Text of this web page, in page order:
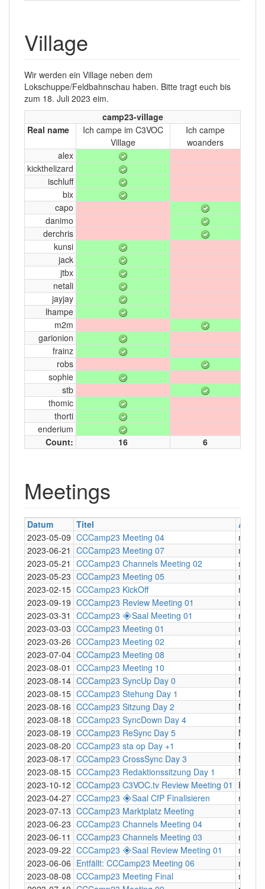
Village
Wir werden ein Village neben dem
Lokschuppe/Feldbahnschau haben. Bitte tragt euch bis
zum 18. Juli 2023 eim.
camp23-village
Real name
Ich campe im C3VOC
Village
Ich campe
woanders
alex
kickthelizard
ischluff
bix
capo
danimo
derchris
kunsi
jack
jtbx
netali
jayjay
lhampe
m2m
garionion
frainz
robs
sophie
stb
thomic
thorti
enderium
Count:
16 6
Meetings
Datum Titel
Art
2023-05-09 CCCamp23 Meeting 04
2023-06-21 CCCamp23 Meeting 07
2023-05-21 CCCamp23 Channels Meeting 02
2023-05-23 CCCamp23 Meeting 05
2023-02-15 CCCamp23 KickOff
2023-09-19 CCCamp23 Review Meeting 01
2023-03-31 CCCamp23 🞛Saal Meeting 01
2023-03-03 CCCamp23 Meeting 01
2023-03-26 CCCamp23 Meeting 02
2023-07-04 CCCamp23 Meeting 08
2023-08-01 CCCamp23 Meeting 10
2023-08-14 CCCamp23 SyncUp Day 0
2023-08-15 CCCamp23 Stehung Day 1
2023-08-16 CCCamp23 Sitzung Day 2
2023-08-18 CCCamp23 SyncDown Day 4
2023-08-19 CCCamp23 ReSync Day 5
2023-08-20 CCCamp23 sta op Day +1
2023-08-17 CCCamp23 CrossSync Day 3
2023-08-15 CCCamp23 Redaktionssitzung Day 1
2023-10-12 CCCamp23 C3VOC.tv Review Meeting 01
BBB
2023-04-27 CCCamp23 🞛Saal CfP Finalisieren
2023-07-13 CCCamp23 Marktplatz Meeting
2023-06-23 CCCamp23 Channels Meeting 04
2023-06-11 CCCamp23 Channels Meeting 03
2023-09-22 CCCamp23 🞛Saal Review Meeting 01
2023-06-06 Entfällt: CCCamp23 Meeting 06
2023-08-08 CCCamp23 Meeting Final